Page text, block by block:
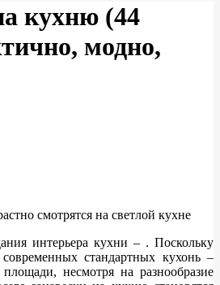
кухню (44
модно,
смотрятся на светлой кухне
интерьера кухни – . Поскольку
стандартных кухонь –
несмотря на разнообразие